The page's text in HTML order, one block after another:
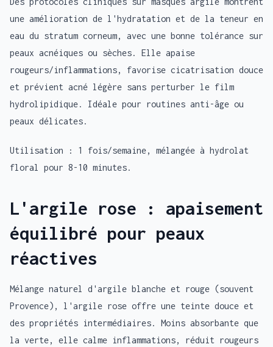
une amélioration de l'hydratation et de la teneur en
eau du stratum corneum, avec une bonne tolérance sur
peaux acnéiques ou sèches. Elle apaise
rougeurs/inflammations, favorise cicatrisation douce
et prévient acné légère sans perturber le film
hydrolipidique. Idéale pour routines anti-âge ou
peaux délicates.
Utilisation : 1 fois/semaine, mélangée à hydrolat
floral pour 8-10 minutes.
L'argile rose : apaisement
équilibré pour peaux
réactives
Mélange naturel d'argile blanche et rouge (souvent
Provence), l'argile rose offre une teinte douce et
des propriétés intermédiaires. Moins absorbante que
la verte, elle calme inflammations, réduit rougeurs